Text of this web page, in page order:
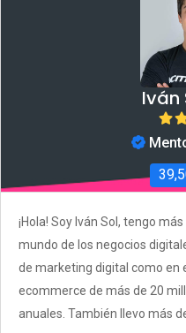
Iván
¡Hola! Soy Iván Sol, tengo
mundo de los negocios
de marketing digital como en
ecommerce de más de 20
anuales. También llevo más